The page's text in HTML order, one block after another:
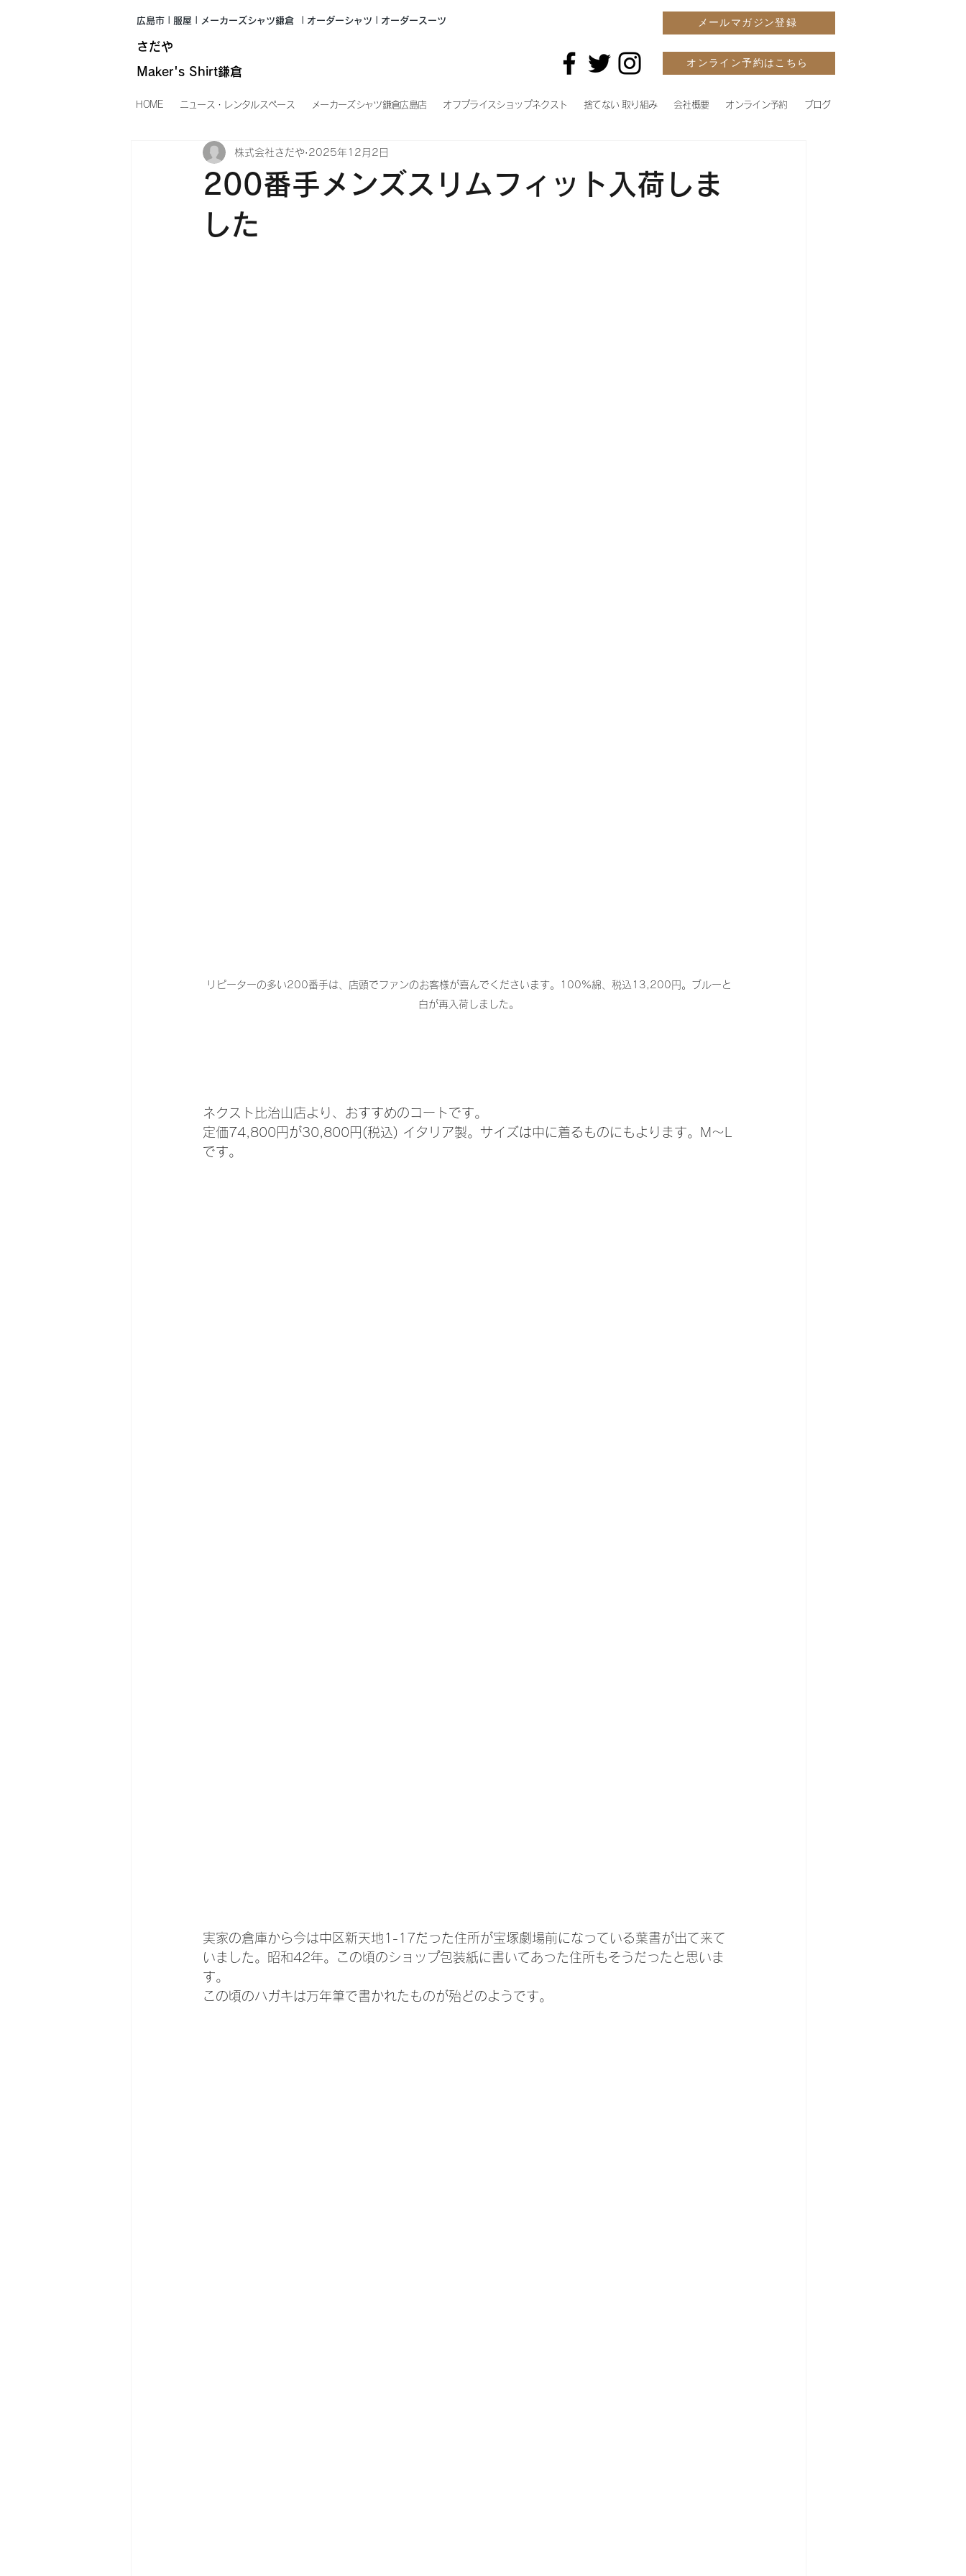
広島市 | 服屋 | メーカーズシャツ鎌倉 | オーダーシャツ | オーダースーツ
さだや
Maker's Shirt鎌倉
メールマガジン登録
オンライン予約はこちら
HOME ニュース・レンタルスペース メーカーズシャツ鎌倉広島店 オフプライスショップネクスト 捨てない 取り組み 会社概要 オンライン予約 ブログ
200番手メンズスリムフィット入荷しま
した
株式会社さだや 2025年12月2日
リピーターの多い200番手は、店頭でファンのお客様が喜んでくださいます。100%綿、税込13,200円。ブルーと
白が再入荷しました。
ネクスト比治山店より、おすすめのコートです。
定価74,800円が30,800円(税込) イタリア製。サイズは中に着るものにもよります。M〜L
です。
実家の倉庫から今は中区新天地1-17だった住所が宝塚劇場前になっている葉書が出て来て
いました。昭和42年。この頃のショップ包装紙に書いてあった住所もそうだったと思いま
す。
この頃のハガキは万年筆で書かれたものが殆どのようです。